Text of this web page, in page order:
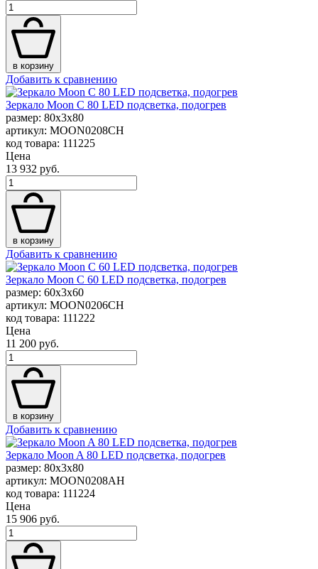
в корзину
Добавить к сравнению
Зеркало Moon C 80 LED подсветка, подогрев
размер: 80x3x80
артикул: MOON0208CH
код товара: 111225
Цена
13 932 руб.
в корзину
Добавить к сравнению
Зеркало Moon C 60 LED подсветка, подогрев
размер: 60x3x60
артикул: MOON0206CH
код товара: 111222
Цена
11 200 руб.
в корзину
Добавить к сравнению
Зеркало Moon A 80 LED подсветка, подогрев
размер: 80x3x80
артикул: MOON0208AH
код товара: 111224
Цена
15 906 руб.